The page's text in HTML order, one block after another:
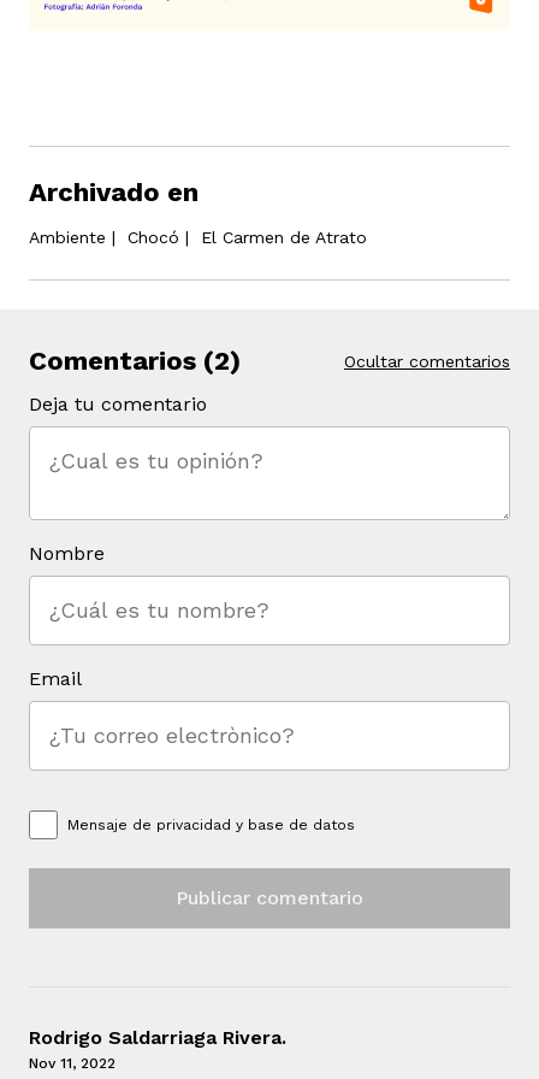
Archivado en
Ambiente | Chocó | El Carmen de Atrato
Comentarios (2) Ocultar comentarios
Deja tu comentario
Nombre
Email
Mensaje de privacidad y base de datos
Rodrigo Saldarriaga Rivera.
Nov 11, 2022